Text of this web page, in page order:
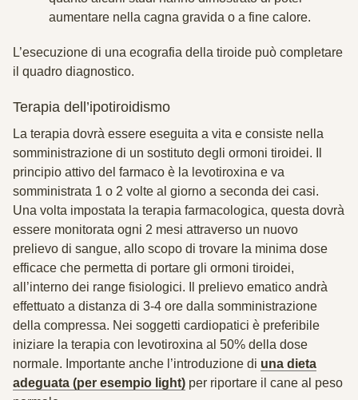
aumentare nella cagna gravida o a fine calore.
L’esecuzione di una ecografia della tiroide può completare
il quadro diagnostico.
Terapia dell’ipotiroidismo
La terapia dovrà essere eseguita a vita e consiste nella
somministrazione di un sostituto degli ormoni tiroidei.
principio attivo del farmaco è la levotiroxina e va
somministrata 1 o 2 volte al giorno a seconda dei casi.
Una volta impostata la terapia farmacologica, questa dovrà
essere monitorata ogni 2 mesi attraverso un nuovo
prelievo di sangue, allo scopo di trovare la minima dose
efficace che permetta di portare gli ormoni tiroidei,
all’interno dei range fisiologici. Il prelievo ematico andrà
effettuato a distanza di 3-4 ore dalla somministrazione
della compressa. Nei soggetti cardiopatici è preferibile
iniziare la terapia con levotiroxina al 50% della dose
normale. Importante anche l’introduzione di una dieta
adeguata (per esempio light) per riportare il cane al peso